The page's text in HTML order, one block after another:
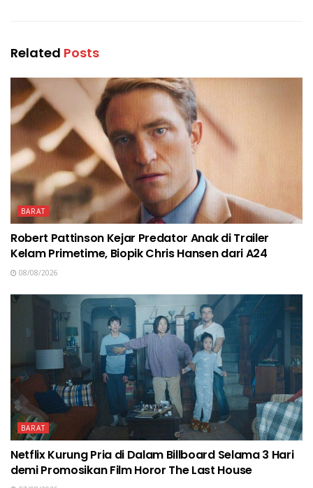
Related Posts
BARAT
Robert Pattinson Kejar Predator Anak di Trailer
Kelam Primetime, Biopik Chris Hansen dari A24
08/08/2026
BARAT
Netflix Kurung Pria di Dalam Billboard Selama 3 Hari
demi Promosikan Film Horor The Last House